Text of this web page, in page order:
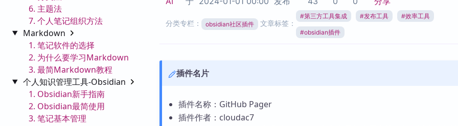
热门链接Top5
加速访问 Obsidian 官方
市场
Zotero 插件
6. 主题法
7. 个人笔记组织方法
Markdown
1. 笔记软件的选择
2. 为什么要学习Markdown
3. 最简Markdown教程
个人知识管理工具-Obsidian
1. Obsidian新手指南
2. Obsidian最简使用
3. 笔记基本管理
分类专栏： obsidian社区插件 文章标签：
#第三方工具集成 #发布工具 #效率工具
#obsidian插件
插件名片
插件名称：GitHub Pager
插件作者：cloudac7